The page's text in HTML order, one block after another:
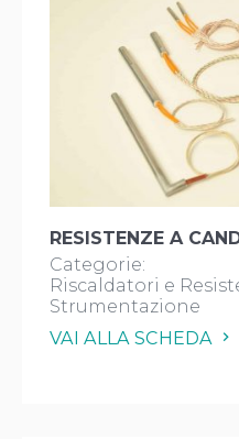
RESISTENZE A
Categorie:
Riscaldatori e
Strumentazione
VAI ALLA SCHEDA